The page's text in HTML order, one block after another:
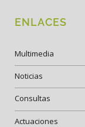
ENLACES
Multimedia
Noticias
Consultas
Actuaciones